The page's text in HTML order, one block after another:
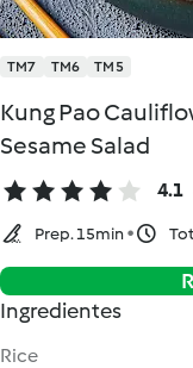
TM7 TM6 TM5
Kung Pao
Sesame Salad
4.1
Prep. 15min
Ingredientes
Rice